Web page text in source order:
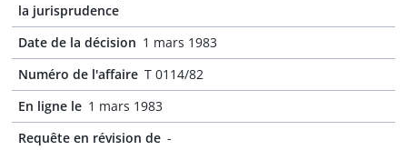
la jurisprudence
Date de la décision 1 mars 1983
Numéro de l'affaire T 0114/82
En ligne le 1 mars 1983
Requête en révision de -